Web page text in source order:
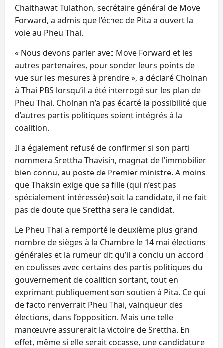
Chaithawat Tulathon, secrétaire général de Move
Forward, a admis que l’échec de Pita a ouvert la
voie au Pheu Thai.
« Nous devons parler avec Move Forward et les
autres partenaires, pour sonder leurs points de
vue sur les mesures à prendre », a déclaré Cholnan
à Thai PBS lorsqu’il a été interrogé sur les plan de
Pheu Thai. Cholnan n’a pas écarté la possibilité que
d’autres partis politiques soient intégrés à la
coalition.
Il a également refusé de confirmer si son parti
nommera Srettha Thavisin, magnat de l’immobilier
bien connu, au poste de Premier ministre. A moins
que Thaksin exige que sa fille (qui n’est pas
spécialement intéressée) soit la candidate, il ne fait
pas de doute que Srettha sera le candidat.
Le Pheu Thai a remporté le deuxième plus grand
nombre de sièges à la Chambre le 14 mai élections
générales et la rumeur dit qu’il a conclu un accord
en coulisses avec certains des partis politiques du
gouvernement de coalition sortant, tout en
exprimant publiquement son soutien à Pita. Ce qui
de facto renverrait Pheu Thai, vainqueur des
élections, dans l’opposition. Mais une telle
manœuvre assurerait la victoire de Srettha. En
effet, même si elle serait cocasse, une candidature